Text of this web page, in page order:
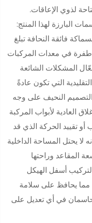
لذوي الإعاقات.
البارزة لهذا المنتج:
فائقة النحافة تبلغ
طفرة في معدات المركبات
المشكلات الشائعة
التي تكون عادةً
النحيف على وجه
العادية لأبواب المركبة
أو تقييد الحركة الذي قد
لا يحتل المساحة الداخلية
المقاعد وراحتها
أسفل الهيكل
مما يحافظ على سلامة
حاسمان في أي تعديل على